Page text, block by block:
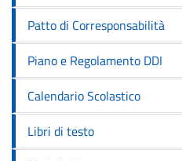
Patto di Corresponsabilità
Piano e Regolamento DDI
Calendario Scolastico
Libri di testo